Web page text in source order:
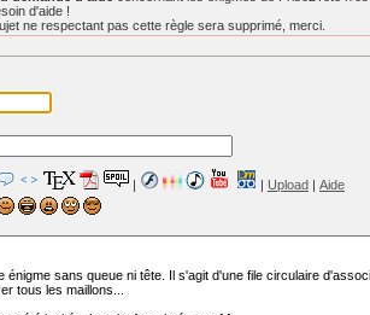
d'aide !
ne respectant pas cette règle sera supprimé, merci.
| | Upload | Aide